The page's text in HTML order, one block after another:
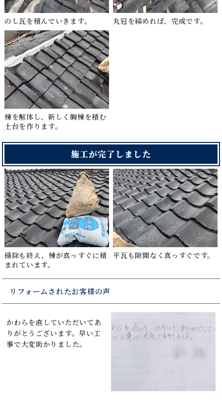
のし瓦を積んでいきます。 丸冠を締めれば、完成です。
棟を解体し、新しく胸棟を積む
土台を作ります。
施工が完了しました
掃除も終え、棟が真っすぐに積
まれています。
平瓦も隙間なく真っすぐです。
リフォームされたお客様の声
かわらを直していただいてあ
りがとうございます。早い工
事で大変助かりました。